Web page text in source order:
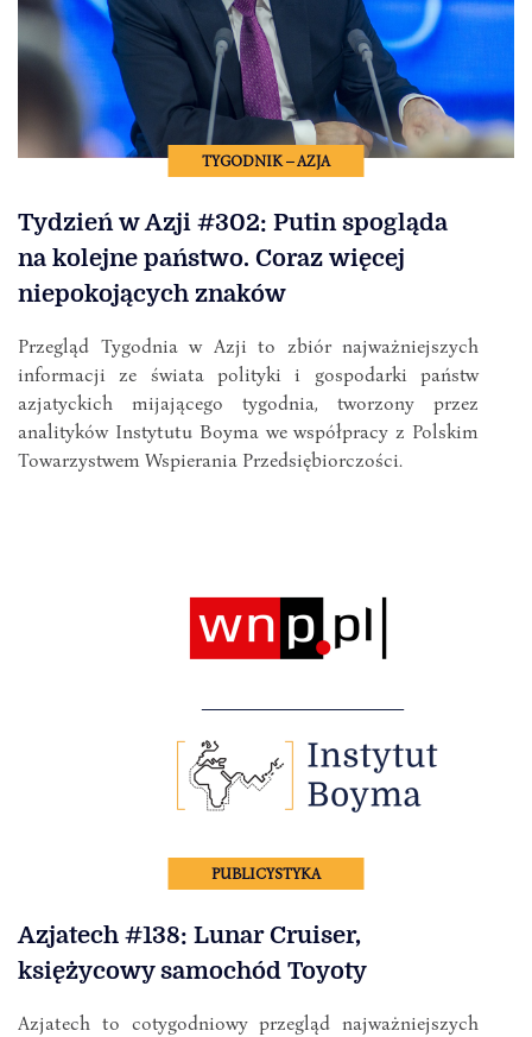
TYGODNIK – AZJA
Tydzień w Azji #302: Putin spogląda
na kolejne państwo. Coraz więcej
niepokojących znaków
Przegląd Tygodnia w Azji to zbiór najważniejszych
informacji ze świata polityki i gospodarki państw
azjatyckich mijającego tygodnia, tworzony przez
analityków Instytutu Boyma we współpracy z Polskim
Towarzystwem Wspierania Przedsiębiorczości.
PUBLICYSTYKA
Azjatech #138: Lunar Cruiser,
księżycowy samochód Toyoty
Azjatech to cotygodniowy przegląd najważniejszych